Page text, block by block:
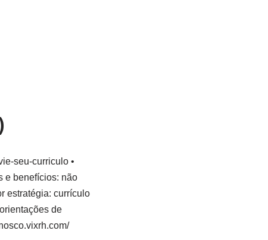
seu-curriculo •
e benefícios: não
estratégia: currículo
de